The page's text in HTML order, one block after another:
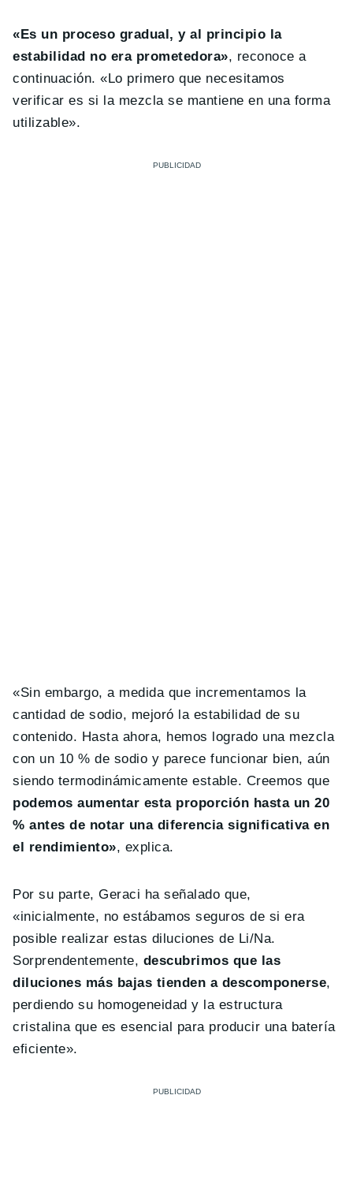
«Es un proceso gradual, y al principio la
estabilidad no era prometedora», reconoce a
continuación. «Lo primero que necesitamos
verificar es si la mezcla se mantiene en una forma
utilizable».
«Sin embargo, a medida que incrementamos la
cantidad de sodio, mejoró la estabilidad de su
contenido. Hasta ahora, hemos logrado una mezcla
con un 10 % de sodio y parece funcionar bien, aún
siendo termodinámicamente estable. Creemos que
podemos aumentar esta proporción hasta un 20
% antes de notar una diferencia significativa en
el rendimiento», explica.
Por su parte, Geraci ha señalado que,
«inicialmente, no estábamos seguros de si era
posible realizar estas diluciones de Li/Na.
Sorprendentemente, descubrimos que las
diluciones más bajas tienden a descomponerse,
perdiendo su homogeneidad y la estructura
cristalina que es esencial para producir una batería
eficiente».